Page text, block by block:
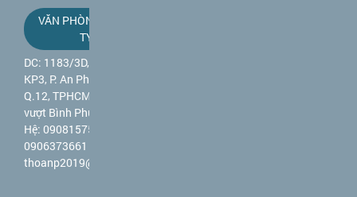
VĂN PHÒNG CÔNG
TY
DC: 1183/3D, QL 1A,
KP3, P. An Phú Đông,
Q.12, TPHCM (gần cầu
vượt Bình Phước) - Liên
Hệ: 0908157589 -
0906373661 - Mail:
thoanp2019@gmail.com